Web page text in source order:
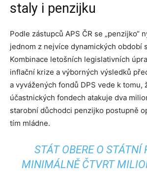
staly i penzijku
Podle zástupců APS ČR se „penzijko“
jednom z nejvíce dynamických období
Kombinace letošních legislativních
inflační krize a výborných výsledků
a vyvážených fondů DPS vede k tomu,
účastnických fondech atakuje dva
starobní důchodci penzijko postupně
tím mládne.
STÁT OBERE O STÁTNÍ
MINIMÁLNĚ ČTVRT